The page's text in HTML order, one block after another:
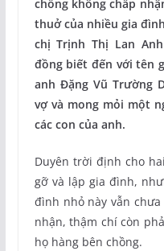
chồng không chấp
thuở của nhiều gia
chị Trịnh Thị Lan
đồng biết đến với tên
anh Đặng Vũ Trường
vợ và mong mỏi một
các con của anh.
Duyên trời định cho
gỡ và lập gia đình,
đình nhỏ này vẫn
nhận, thậm chí còn
họ hàng bên chồng.